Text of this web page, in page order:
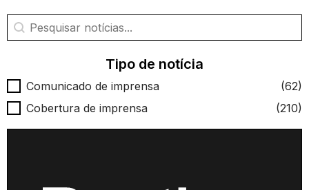
Pesquisa de notícias
Pesquisar conteúdo
Tipo de notícia
Tipo de notícia
Comunicado de imprensa
(62)
Cobertura de imprensa
(210)